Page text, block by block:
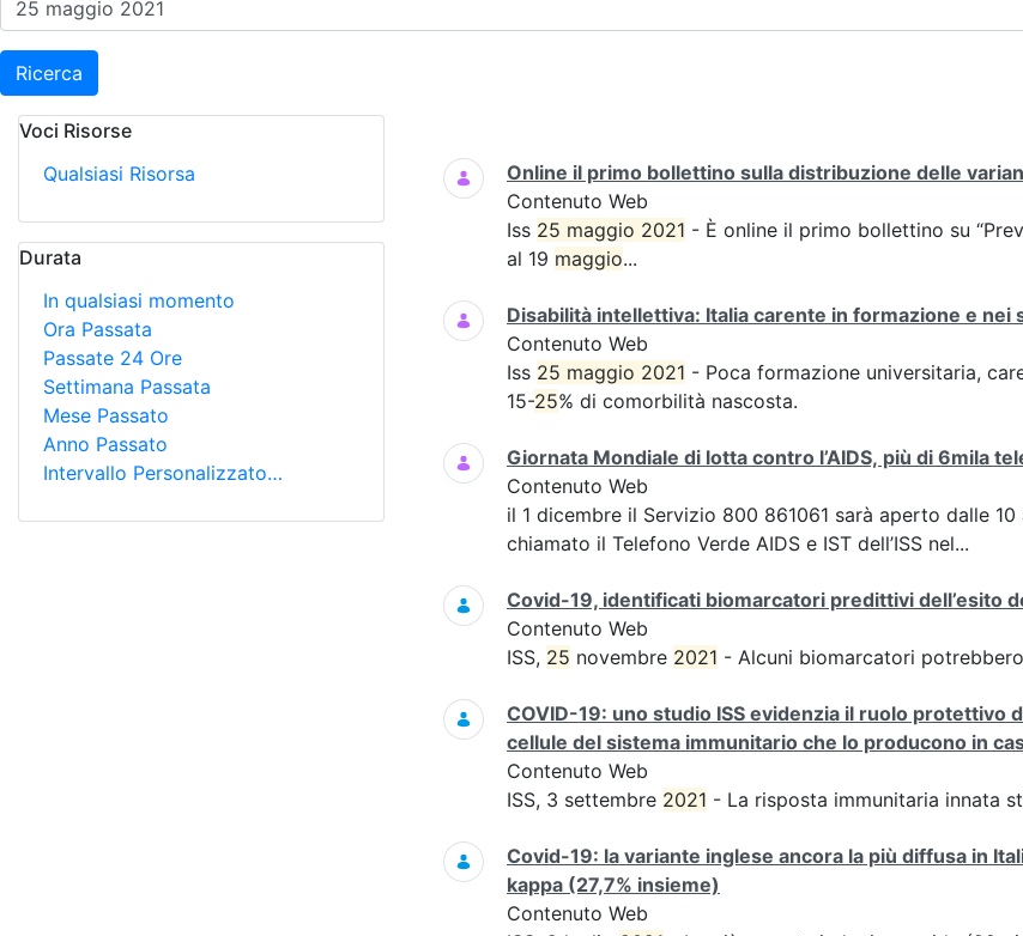
Ricerca
Voci Risorse
Qualsiasi Risorsa
Durata
In qualsiasi momento
Ora Passata
Passate 24 Ore
Settimana Passata
Mese Passato
Anno Passato
Intervallo Personalizzato…
Ricerca
Online il primo bollettino sulla distribuzione delle
Contenuto Web
Iss 25 maggio 2021 - È online il primo bollettino su
al 19 maggio...
Disabilità intellettiva: Italia carente in formazione e nei
Contenuto Web
Iss 25 maggio 2021 - Poca formazione universitaria,
15-25% di comorbilità nascosta.
Giornata Mondiale di lotta contro l’AIDS, più di 6mila
Contenuto Web
il 1 dicembre il Servizio 800 861061 sarà aperto dalle
chiamato il Telefono Verde AIDS e IST dell’ISS nel...
Covid-19, identificati biomarcatori predittivi dell’esito
Contenuto Web
ISS, 25 novembre 2021 - Alcuni biomarcatori
COVID-19: uno studio ISS evidenzia il ruolo
cellule del sistema immunitario che lo producono in
Contenuto Web
ISS, 3 settembre 2021 - La risposta immunitaria innata
Covid-19: la variante inglese ancora la più diffusa in
kappa (27,7% insieme)
Contenuto Web